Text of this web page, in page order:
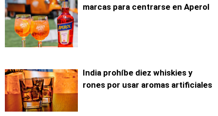
marcas para centrarse en Aperol
India prohíbe diez whiskies y
rones por usar aromas artificiales